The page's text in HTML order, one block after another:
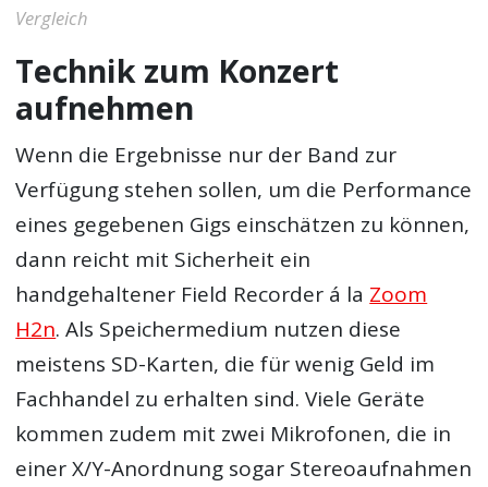
Vergleich
Technik zum Konzert
aufnehmen
Wenn die Ergebnisse nur der Band zur
Verfügung stehen sollen, um die Performance
eines gegebenen Gigs einschätzen zu können,
dann reicht mit Sicherheit ein
handgehaltener Field Recorder á la Zoom
H2n. Als Speichermedium nutzen diese
meistens SD-Karten, die für wenig Geld im
Fachhandel zu erhalten sind. Viele Geräte
kommen zudem mit zwei Mikrofonen, die in
einer X/Y-Anordnung sogar Stereoaufnahmen